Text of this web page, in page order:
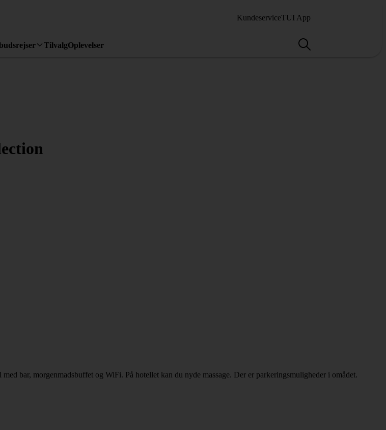
KundeserviceTUI App
TilvalgOplevelser
bar, morgenmadsbuffet og WiFi. På hotellet kan du nyde massage. Der er parkeringsmuligheder i omådet.